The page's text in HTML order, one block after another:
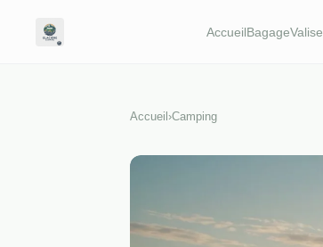
AccueilBagageValise
Accueil ›Camping